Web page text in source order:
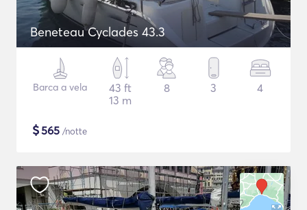
Beneteau Cyclades 43.3
Barca a vela
43 ft
13 m
8 3 4
$565 /notte